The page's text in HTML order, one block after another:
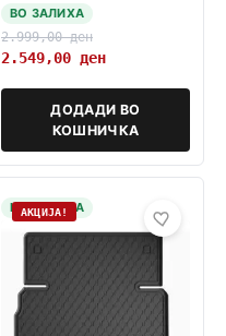
ВО ЗАЛИХА
2.999,00ден
2.549,00 ден
ДОДАДИ ВО
КОШНИЧКА
НА ЗАЛИХА
АКЦИЈА!